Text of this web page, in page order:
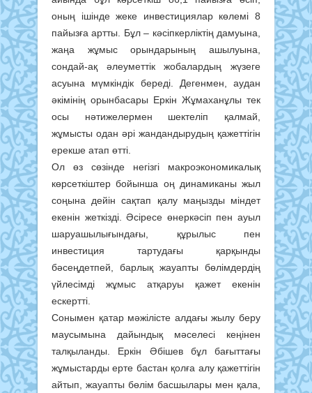
оның ішінде жеке инвестициялар көлемі 8
пайызға артты. Бұл – кәсіпкерліктің дамуына,
жаңа жұмыс орындарының ашылуына,
сондай-ақ әлеуметтік жобалардың жүзеге
асуына мүмкіндік береді. Дегенмен, аудан
әкімінің орынбасары Еркін Жұмаханұлы тек
осы нәтижелермен шектеліп қалмай,
жұмысты одан әрі жандандырудың қажеттігін
ерекше атап өтті.
Ол өз сөзінде негізгі макроэкономикалық
көрсеткіштер бойынша оң динамиканы жыл
соңына дейін сақтап қалу маңызды міндет
екенін жеткізді. Әсіресе өнеркәсіп пен ауыл
шаруашылығындағы, құрылыс пен
инвестиция тартудағы қарқынды
бәсеңдетпей, барлық жауапты бөлімдердің
үйлесімді жұмыс атқаруы қажет екенін
ескертті.
Сонымен қатар мәжілісте алдағы жылу беру
маусымына дайындық мәселесі кеңінен
талқыланды. Еркін Әбішев бұл бағыттағы
жұмыстарды ерте бастан қолға алу қажеттігін
айтып, жауапты бөлім басшылары мен қала,